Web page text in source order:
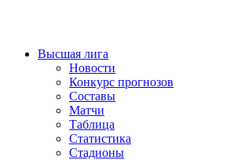
Высшая лига
Новости
Конкурс прогнозов
Составы
Матчи
Таблица
Статистика
Стадионы